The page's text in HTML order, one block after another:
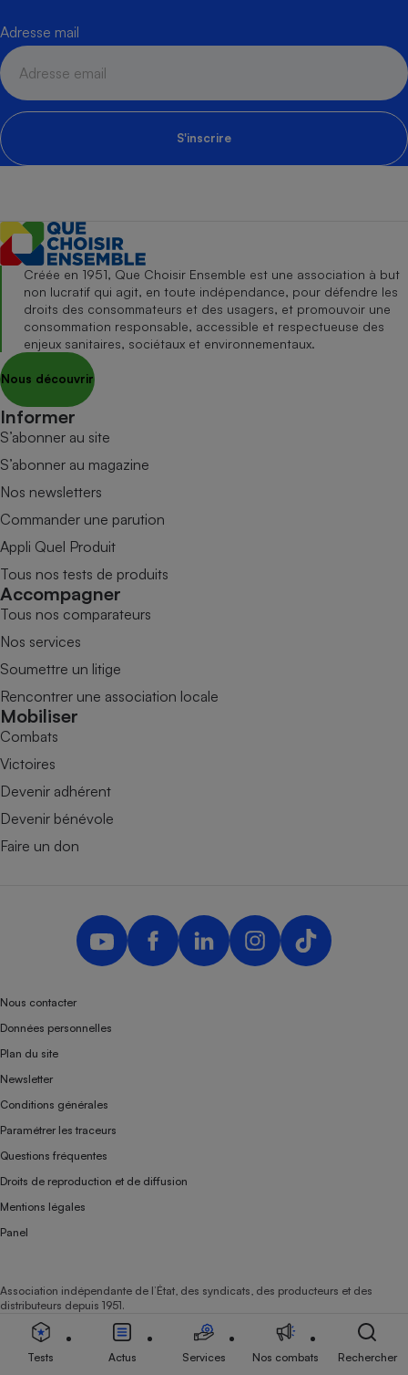
Adresse mail
S'inscrire
Créée en 1951, Que Choisir Ensemble est une association à but
non lucratif qui agit, en toute indépendance, pour défendre les
droits des consommateurs et des usagers, et promouvoir une
consommation responsable, accessible et respectueuse des
enjeux sanitaires, sociétaux et environnementaux.
Nous découvrir
Informer
S’abonner au site
S’abonner au magazine
Nos newsletters
Commander une parution
Appli Quel Produit
Tous nos tests de produits
Accompagner
Tous nos comparateurs
Nos services
Soumettre un litige
Rencontrer une association locale
Mobiliser
Combats
Victoires
Devenir adhérent
Devenir bénévole
Faire un don
Nous contacter
Données personnelles
Plan du site
Newsletter
Conditions générales
Paramétrer les traceurs
Questions fréquentes
Droits de reproduction et de diffusion
Mentions légales
Panel
Association indépendante de l’État, des syndicats, des producteurs et des
distributeurs depuis 1951.
Tests Actus Services Nos combats Rechercher